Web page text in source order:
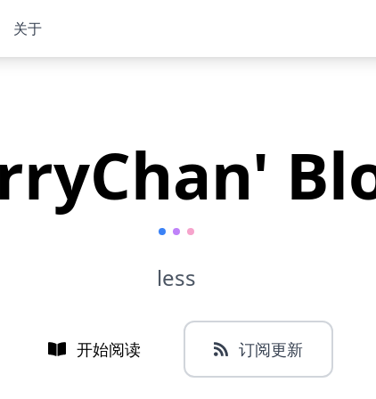
关于
less
开始阅读 订阅更新